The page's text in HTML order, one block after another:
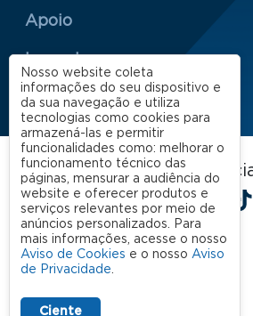
Rodapé 2
Apoio
Impacto
FGV EAESP nas redes
LinkedIn
Facebook
Instagram
X
Nosso website coleta
informações do seu dispositivo e
da sua navegação e utiliza
tecnologias como cookies para
armazená-las e permitir
funcionalidades como: melhorar o
funcionamento técnico das
páginas, mensurar a audiência do
website e oferecer produtos e
serviços relevantes por meio de
anúncios personalizados. Para
mais informações, acesse o nosso
Aviso de Cookies e o nosso Aviso
de Privacidade.
Ciente